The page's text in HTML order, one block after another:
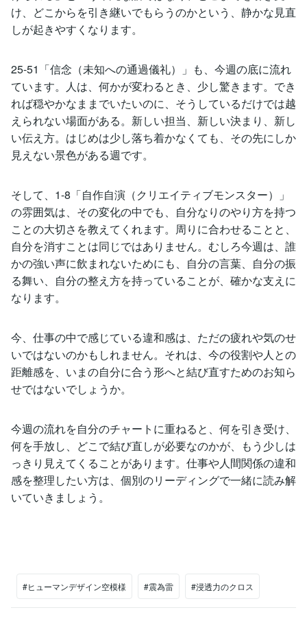
け、どこからを引き継いでもらうのかという、静かな見直
しが起きやすくなります。
25-51「信念（未知への通過儀礼）」も、今週の底に流れ
ています。人は、何かが変わるとき、少し驚きます。でき
れば穏やかなままでいたいのに、そうしているだけでは越
えられない場面がある。新しい担当、新しい決まり、新し
い伝え方。はじめは少し落ち着かなくても、その先にしか
見えない景色がある週です。
そして、1-8「自作自演（クリエイティブモンスター）」
の雰囲気は、その変化の中でも、自分なりのやり方を持つ
ことの大切さを教えてくれます。周りに合わせることと、
自分を消すことは同じではありません。むしろ今週は、誰
かの強い声に飲まれないためにも、自分の言葉、自分の振
る舞い、自分の整え方を持っていることが、確かな支えに
なります。
今、仕事の中で感じている違和感は、ただの疲れや気のせ
いではないのかもしれません。それは、今の役割や人との
距離感を、いまの自分に合う形へと結び直すためのお知ら
せではないでしょうか。
今週の流れを自分のチャートに重ねると、何を引き受け、
何を手放し、どこで結び直しが必要なのかが、もう少しは
っきり見えてくることがあります。仕事や人間関係の違和
感を整理したい方は、個別のリーディングで一緒に読み解
いていきましょう。
#ヒューマンデザイン空模様 #震為雷 #浸透力のクロス